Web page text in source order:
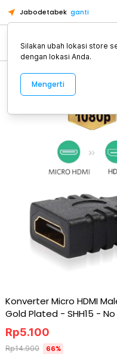
Jabodetabek ganti
Alat Kopi
Konverter Micro HDMI
Gold Plated - SHH15 -
Rp5.100
Rp14.900 66%
Silakan ubah lokasi store
dengan lokasi Anda.
Mengerti